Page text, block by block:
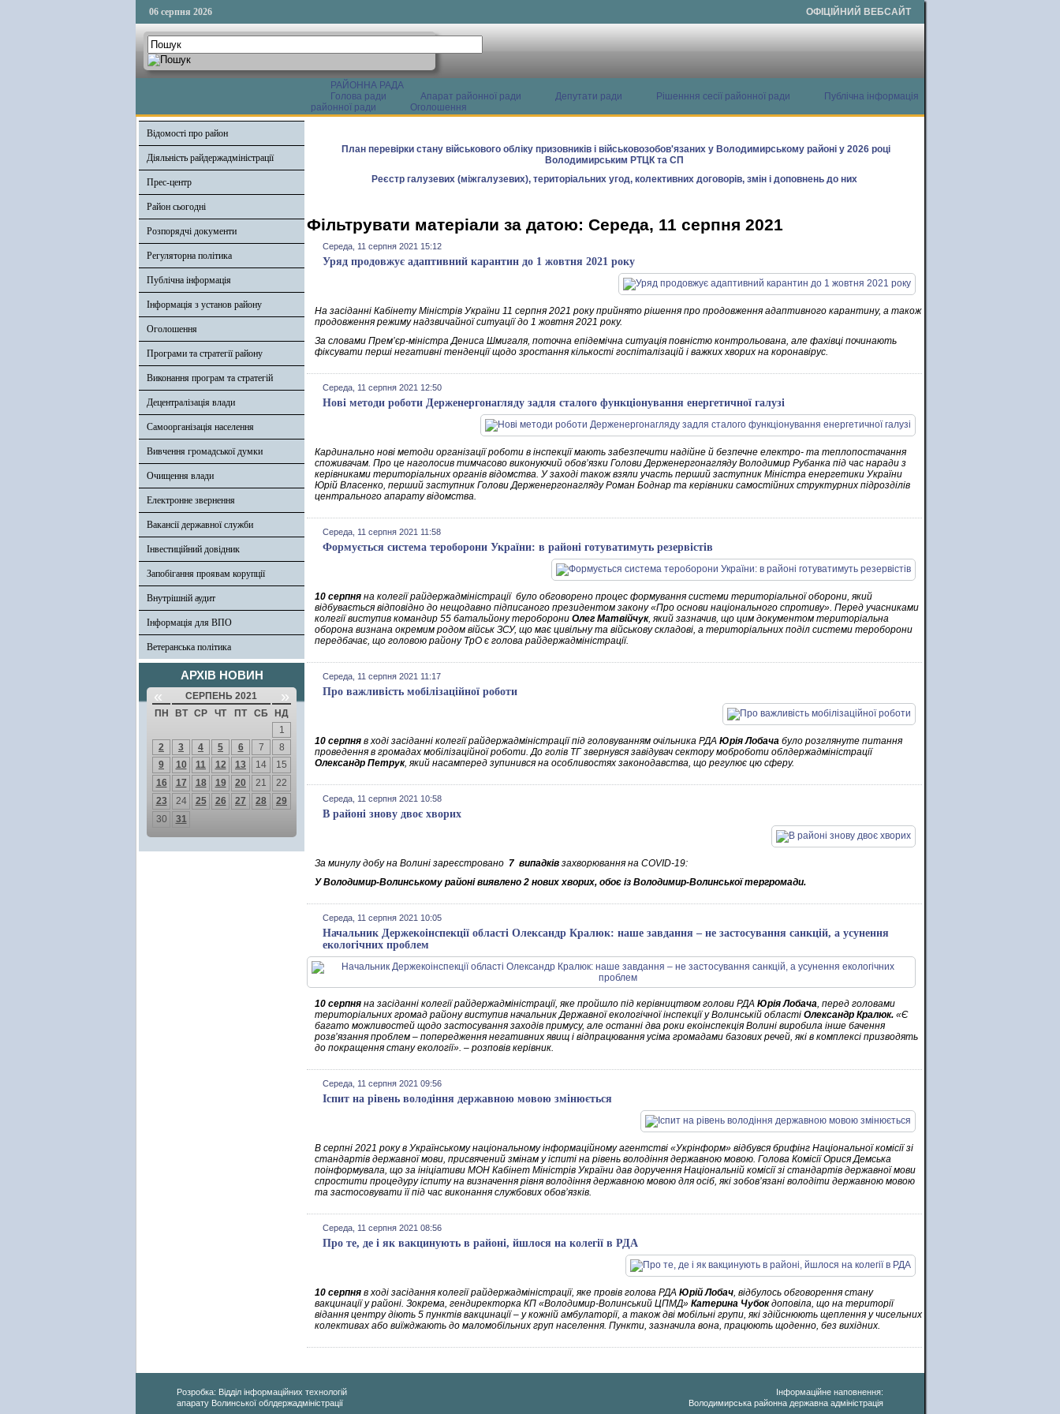
06 серпня 2026 ОФІЦІЙНИЙ ВЕБСАЙТ
РАЙОННА РАДА
Голова ради
Апарат районної ради Депутати ради Рішенння сесії районної ради
Публічна інформація
районної ради
Оголошення
Відомості про район
Діяльність райдержадміністрації
Прес-центр
Район сьогодні
Розпорядчі документи
Регуляторна політика
Публічна інформація
Інформація з установ району
Оголошення
Програми та стратегії району
Виконання програм та стратегій
Децентралізація влади
Самоорганізація населення
Вивчення громадської думки
Очищення влади
Електронне звернення
Вакансії державної служби
Інвестиційний довідник
Запобігання проявам корупції
Внутрішній аудит
Інформація для ВПО
Ветеранська політика
АРХІВ НОВИН
« СЕРПЕНЬ 2021 »
ПН ВТ СР ЧТ ПТ СБ
НД
1
2
3 4 5 6 7
8
9
10 11 12 13 14
15
16
17 18 19 20 21
22
23
24 25 26 27 28
29
30
31
План перевірки стану військового обліку призовників і військовозобов'язаних у Володимирському районі у 2026 році
Володимирським РТЦК та СП
Реєстр галузевих (міжгалузевих), територіальних угод, колективних договорів, змін і доповнень до них
Фільтрувати матеріали за датою: Середа, 11 серпня 2021
Середа, 11 серпня 2021 15:12
Уряд продовжує адаптивний карантин до 1 жовтня 2021 року
На засіданні Кабінету Міністрів України 11 серпня 2021 року прийнято рішення про продовження адаптивного карантину, а також
продовження режиму надзвичайної ситуації до 1 жовтня 2021 року.
За словами Прем’єр-міністра Дениса Шмигаля, поточна епідемічна ситуація повністю контрольована, але фахівці починають
фіксувати перші негативні тенденції щодо зростання кількості госпіталізацій і важких хворих на коронавірус.
Середа, 11 серпня 2021 12:50
Нові методи роботи Держенергонагляду задля сталого функціонування енергетичної галузі
Кардинально нові методи організації роботи в інспекції мають забезпечити надійне й безпечне електро- та теплопостачання
споживачам. Про це наголосив тимчасово виконуючий обов’язки Голови Держенергонагляду Володимир Рубанка під час наради з
керівниками територіальних органів відомства. У заході також взяли участь перший заступник Міністра енергетики України
Юрій Власенко, перший заступник Голови Держенергонагляду Роман Боднар та керівники самостійних структурних підрозділів
центрального апарату відомства.
Середа, 11 серпня 2021 11:58
Формується система тероборони України: в районі готуватимуть резервістів
10 серпня на колегії райдержадміністрації було обговорено процес формування системи територіальної оборони, який
відбувається відповідно до нещодавно підписаного президентом закону «Про основи національного спротиву». Перед учасниками
колегії виступив командир 55 батальйону тероборони Олег Матвійчук, який зазначив, що цим документом територіальна
оборона визнана окремим родом військ ЗСУ, що має цивільну та військову складові, а територіальних поділ системи тероборони
передбачає, що головою району ТрО є голова райдержадміністрації.
Середа, 11 серпня 2021 11:17
Про важливість мобілізаційної роботи
10 серпня в ході засіданні колегії райдержадміністрації під головуванням очільника РДА Юрія Лобача було розглянуте питання
проведення в громадах мобілізаційної роботи. До голів ТГ звернувся завідувач сектору моброботи облдержадміністрації
Олександр Петрук, який насамперед зупинився на особливостях законодавства, що регулює цю сферу.
Середа, 11 серпня 2021 10:58
В районі знову двоє хворих
За минулу добу на Волині зареєстровано 7 випадків захворювання на COVID-19:
У Володимир-Волинському районі виявлено 2 нових хворих, обоє із Володимир-Волинської тергромади.
Середа, 11 серпня 2021 10:05
Начальник Держекоінспекції області Олександр Кралюк: наше завдання – не застосування санкцій, а усунення
екологічних проблем
10 серпня на засіданні колегії райдержадміністрації, яке пройшло під керівництвом голови РДА Юрія Лобача, перед головами
територіальних громад району виступив начальник Державної екологічної інспекції у Волинській області Олександр Кралюк. «Є
багато можливостей щодо застосування заходів примусу, але останні два роки екоінспекція Волині виробила інше бачення
розв’язання проблем – попередження негативних явищ і відпрацювання усіма громадами базових речей, які в комплексі призводять
до покращення стану екології». – розповів керівник.
Середа, 11 серпня 2021 09:56
Іспит на рівень володіння державною мовою змінюється
В серпні 2021 року в Українському національному інформаційному агентстві «Укрінформ» відбувся брифінг Національної комісії зі
стандартів державної мови, присвячений змінам у іспиті на рівень володіння державною мовою. Голова Комісії Орися Демська
поінформувала, що за ініціативи МОН Кабінет Міністрів України дав доручення Національній комісії зі стандартів державної мови
спростити процедуру іспиту на визначення рівня володіння державною мовою для осіб, які зобов’язані володіти державною мовою
та застосовувати її під час виконання службових обов’язків.
Середа, 11 серпня 2021 08:56
Про те, де і як вакцинують в районі, йшлося на колегії в РДА
10 серпня в ході засідання колегії райдержадміністрації, яке провів голова РДА Юрій Лобач, відбулось обговорення стану
вакцинації у районі. Зокрема, гендиректорка КП «Володимир-Волинський ЦПМД» Катерина Чубокдоповіла, що на території
відання центру діють 5 пунктів вакцинації – у кожній амбулаторії, а також дві мобільні групи, які здійснюють щеплення у чисельних
колективах або виїжджають до маломобільних груп населення. Пункти, зазначила вона, працюють щоденно, без вихідних.
Розробка: Відділ інформаційних технологій
апарату Волинської облдержадміністрації
Інформаційне наповнення:
Володимирська районна державна адміністрація